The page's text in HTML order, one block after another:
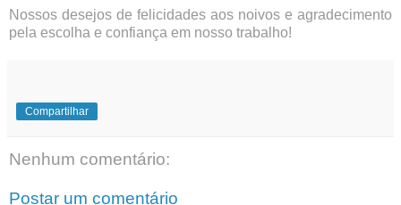
Nossos desejos de felicidades aos noivos e agradecimento
pela escolha e confiança em nosso trabalho!
Compartilhar
Nenhum comentário:
Postar um comentário